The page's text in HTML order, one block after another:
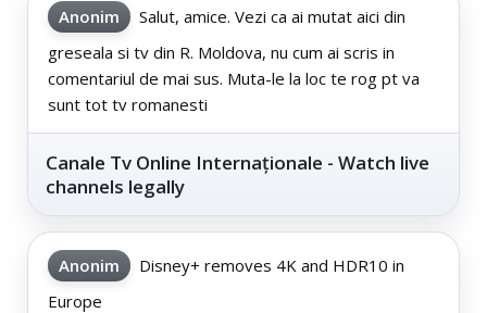
Anonim
Salut, amice. Vezi ca ai mutat aici din
greseala si tv din R. Moldova, nu cum ai scris in
comentariul de mai sus. Muta-le la loc te rog pt va
sunt tot tv romanesti
Canale Tv Online Internaționale - Watch live
channels legally
Anonim
Disney+ removes 4K and HDR10 in
Europe